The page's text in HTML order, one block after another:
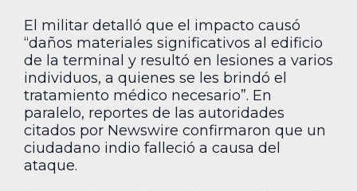
El militar detalló que el impacto causó
“daños materiales significativos al edificio
de la terminal y resultó en lesiones a varios
individuos, a quienes se les brindó el
tratamiento médico necesario”. En
paralelo, reportes de las autoridades
citados por Newswire confirmaron que un
ciudadano indio falleció a causa del
ataque.